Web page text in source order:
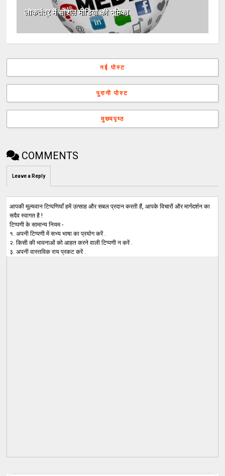
लोकतंत्र में सोशल मीडिया की भूमिका
नई पोस्ट
पुरानी पोस्ट
मुख्यपृष्ठ
COMMENTS
Leave a Reply
आपकी मूल्यवान टिप्पणियाँ हमें उत्साह और सबल प्रदान करती हैं, आपके विचारों और मार्गदर्शन का
सदैव स्वागत है !
टिप्पणी के सामान्य नियम -
१. अपनी टिप्पणी में सभ्य भाषा का प्रयोग करें .
२. किसी की भावनाओं को आहत करने वाली टिप्पणी न करें .
३. अपनी वास्तविक राय प्रकट करें .